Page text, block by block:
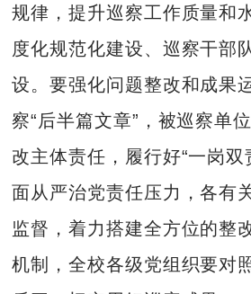
规律，提升巡察工作质量和
度化规范化建设、巡察干部
设。要强化问题整改和成果
察“后半篇文章”，被巡察单
改主体责任，履行好“一岗双
面从严治党责任压力，各有
监督，着力搭建全方位的整
机制，全校各级党组织要对